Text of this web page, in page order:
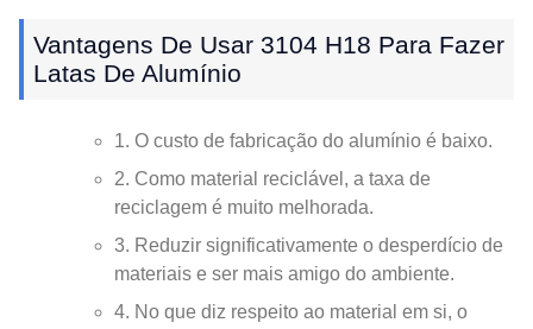
Vantagens De Usar 3104 H18 Para Fazer
Latas De Alumínio
1. O custo de fabricação do alumínio é baixo.
2. Como material reciclável, a taxa de
reciclagem é muito melhorada.
3. Reduzir significativamente o desperdício de
materiais e ser mais amigo do ambiente.
4. No que diz respeito ao material em si, o